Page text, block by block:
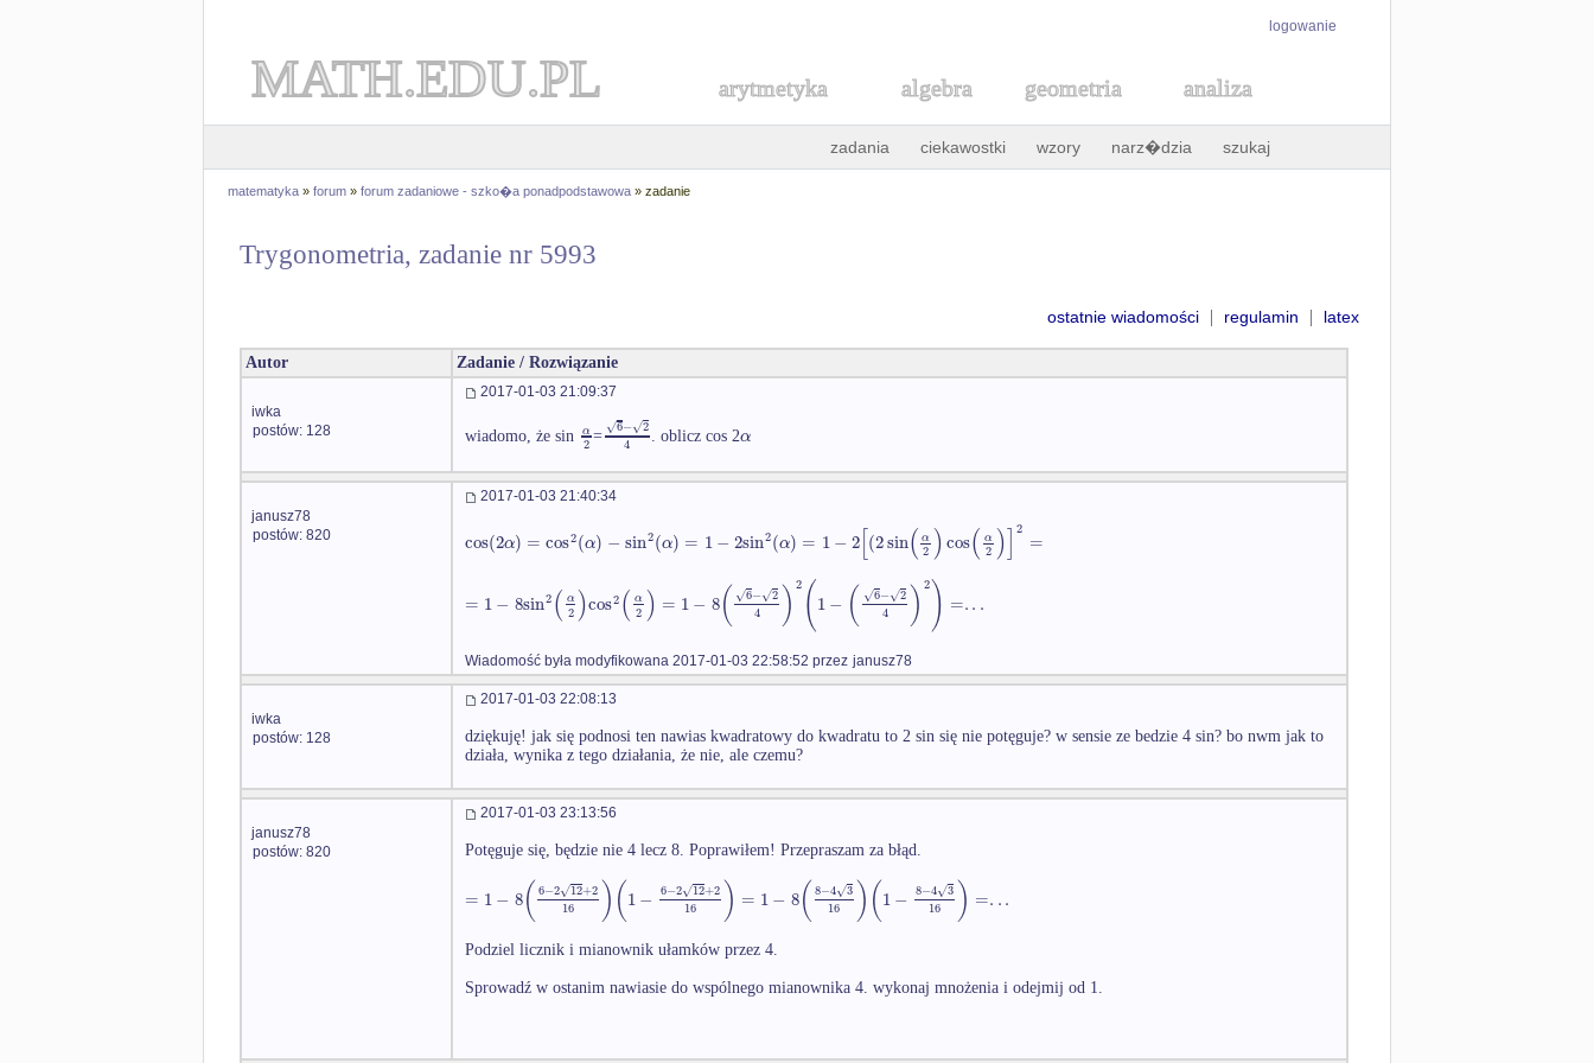
logowanie
MATH.EDU.PL arytmetyka algebra geometria analiza
zadania ciekawostki wzory narz�dzia szukaj
matematyka » forum » forum zadaniowe - szko�a ponadpodstawowa » zadanie
Trygonometria, zadanie nr 5993
ostatnie wiadomości | regulamin | latex
Autor Zadanie / Rozwiązanie
iwka
postów: 128
2017-01-03 21:09:37
wiadomo, że sin α
2 = 6
√ − 2
√
4
. oblicz cos 2α
janusz78
postów: 820
2017-01-03 21:40:34
cos(2α) = cos2(α) − sin2(α) = 1− 2sin2(α) = 1− 2[(2sin( α
2 )cos( α
2 )] 2 =
= 1− 8sin2( α
2 )cos2( α
2 ) = 1− 8( 6
√ − 2
√
4
) 2 (1− ( 6
√ − 2
√
4
) 2 ) =.. .
Wiadomość była modyfikowana 2017-01-03 22:58:52 przez janusz78
iwka
postów: 128
2017-01-03 22:08:13
dziękuję! jak się podnosi ten nawias kwadratowy do kwadratu to 2 sin się nie potęguje? w sensie ze bedzie 4 sin? bo nwm jak to
działa, wynika z tego działania, że nie, ale czemu?
janusz78
postów: 820
2017-01-03 23:13:56
Potęguje się, będzie nie 4 lecz 8. Poprawiłem! Przepraszam za błąd.
= 1− 8( 6−2 12
√ +2
16
)(1− 6−2 12
√ +2
16
) = 1− 8( 8−4 3
√
16
)(1− 8−4 3
√
16
) =. ..
Podziel licznik i mianownik ułamków przez 4.
Sprowadź w ostanim nawiasie do wspólnego mianownika 4. wykonaj mnożenia i odejmij od 1.